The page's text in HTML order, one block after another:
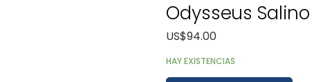
Odysseus Salino
US$94.00
HAY EXISTENCIAS